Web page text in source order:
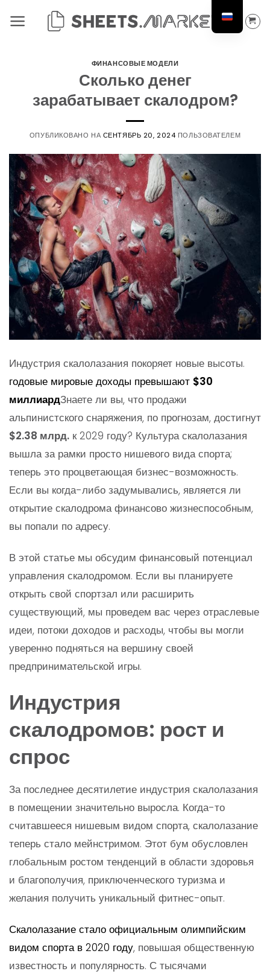
ФИНАНСОВЫЕ МОДЕЛИ
Сколько денег
зарабатывает скалодром?
ОПУБЛИКОВАНО НА СЕНТЯБРЬ 20, 2024 ПОЛЬЗОВАТЕЛЕМ
Индустрия скалолазания покоряет новые высоты.
годовые мировые доходы превышают $30
миллиардЗнаете ли вы, что продажи
альпинистского снаряжения, по прогнозам, достигнут
$2.38 млрд. к 2029 году? Культура скалолазания
вышла за рамки просто нишевого вида спорта;
теперь это процветающая бизнес-возможность.
Если вы когда-либо задумывались, является ли
открытие скалодрома финансово жизнеспособным,
вы попали по адресу.
В этой статье мы обсудим финансовый потенциал
управления скалодромом. Если вы планируете
открыть свой спортзал или расширить
существующий, мы проведем вас через отраслевые
идеи, потоки доходов и расходы, чтобы вы могли
уверенно подняться на вершину своей
предпринимательской игры.
Индустрия
скалодромов: рост и
спрос
За последнее десятилетие индустрия скалолазания
в помещении значительно выросла. Когда-то
считавшееся нишевым видом спорта, скалолазание
теперь стало мейнстримом. Этот бум обусловлен
глобальным ростом тенденций в области здоровья
и благополучия, приключенческого туризма и
желания получить уникальный фитнес-опыт.
Скалолазание стало официальным олимпийским
видом спорта в 2020 году, повышая общественную
известность и популярность. С тысячами